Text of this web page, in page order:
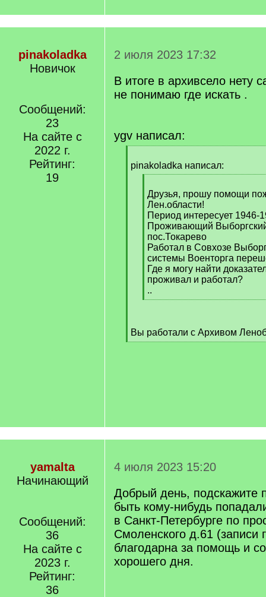
pinakoladka
Новичок
Сообщений:
23
На сайте с
2022 г.
Рейтинг:
19
2 июля 2023 17:32
В итоге в архивсело нету
не понимаю где искать .
ygv написал:
q
pinakoladka написал:
q
]
Друзья, прошу помощи
Лен.области!
Период интересует 1946-
Проживающий
пос.Токарево
Работал в Совхозе
системы Военторга
Где я могу найти
проживал и работал?
..
[
]
Вы работали с Архивом
[
yamalta
Начинающий
Сообщений:
36
На сайте с
2023 г.
Рейтинг:
36
4 июля 2023 15:20
Добрый день, подскажите
быть кому-нибудь
в Санкт-Петербурге по
Смоленского д.61 (записи
благодарна за помощь и
хорошего дня.